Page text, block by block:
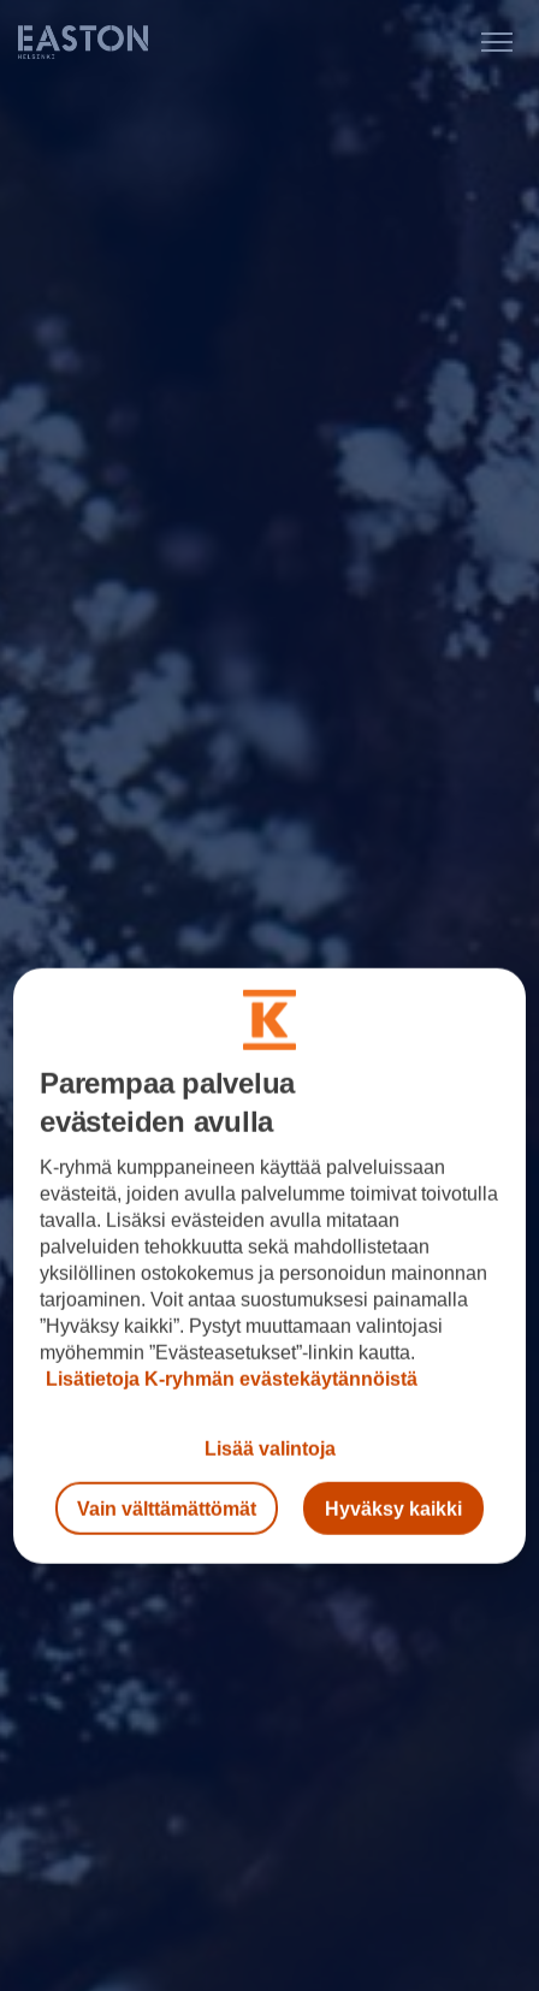
Parempaa palvelua
evästeiden avulla
K-ryhmä kumppaneineen käyttää palveluissaan
evästeitä, joiden avulla palvelumme toimivat toivotulla
tavalla. Lisäksi evästeiden avulla mitataan
palveluiden tehokkuutta sekä mahdollistetaan
yksilöllinen ostokokemus ja personoidun mainonnan
tarjoaminen. Voit antaa suostumuksesi painamalla
”Hyväksy kaikki”. Pystyt muuttamaan valintojasi
myöhemmin ”Evästeasetukset”-linkin kautta.
Lisätietoja K-ryhmän evästekäytännöistä
Lisää valintoja
Vain välttämättömät Hyväksy kaikki